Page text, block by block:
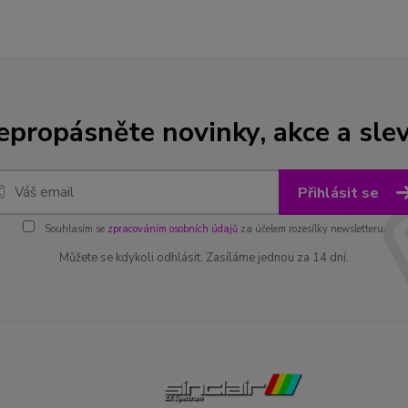
novinky, akce a
Přihlásit se
Souhlasím se zpracováním osobních údajůza účelem rozesílky newsletteru.
Můžete se kdykoli odhlásit. Zasíláme jednou za 14 dní.